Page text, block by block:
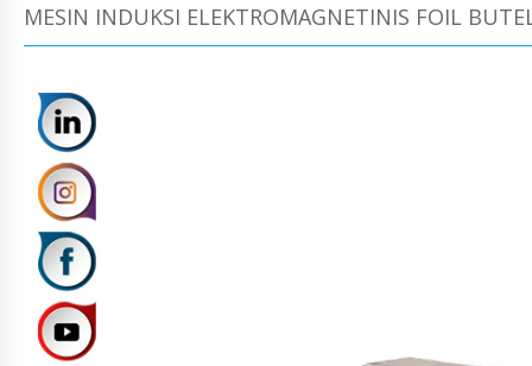
MESIN INDUKSI ELEKTROMAGNETINIS FOIL